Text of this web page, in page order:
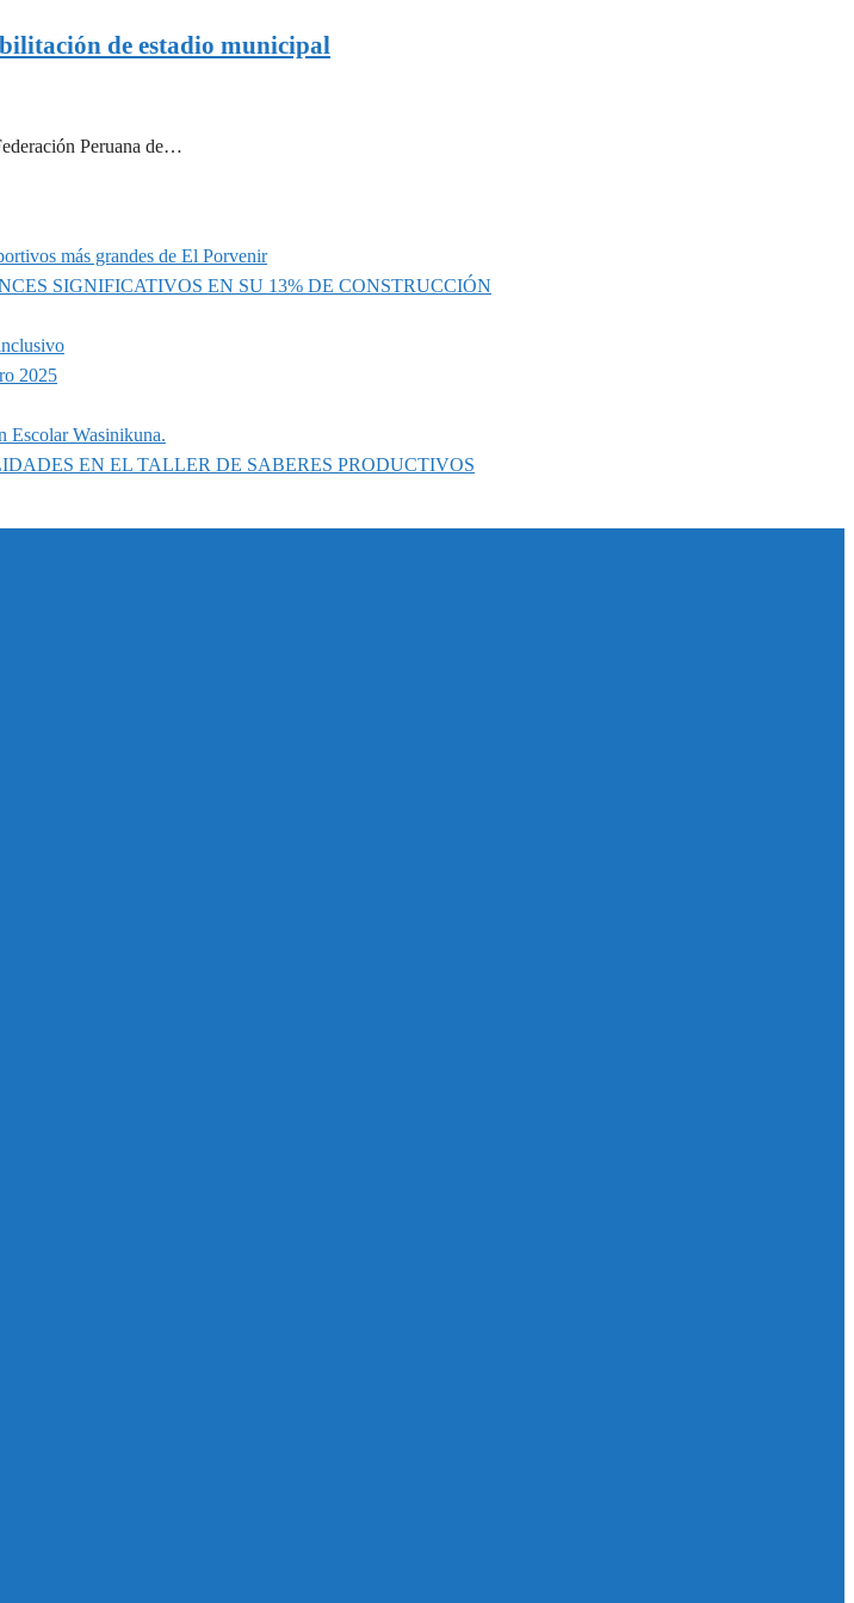
de estadio municipal
Peruana de…
más grandes de El Porvenir
SIGNIFICATIVOS EN SU 13% DE CONSTRUCCIÓN
2025
Escolar Wasinikuna.
EN EL TALLER DE SABERES PRODUCTIVOS